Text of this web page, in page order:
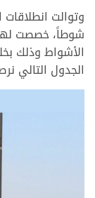
الأشواط وذلك
الجدول التالي